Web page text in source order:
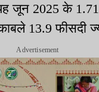
जून 2025 के
13.9 फीसदी
Advertisement